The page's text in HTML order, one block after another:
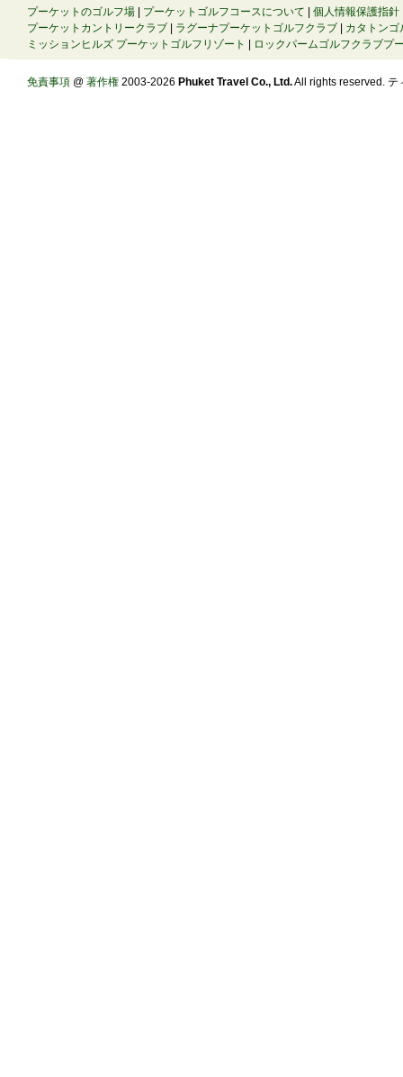
プーケットのゴルフ場 プーケットゴルフコースについて 個人情報保護指針
プーケットカントリークラブ
ラグーナプーケットゴルフクラブ
カタトンゴ
ミッションヒルズ プーケットゴルフリゾート
ロックパームゴルフクラブプ
免責事項 @ 著作権 2003-2026 Phuket Travel Co., Ltd.All rights reserved. テ